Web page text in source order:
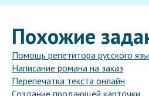
Похожие
Помощь репетитора русского
Написание романа на заказ
Перепечатка текста онлайн